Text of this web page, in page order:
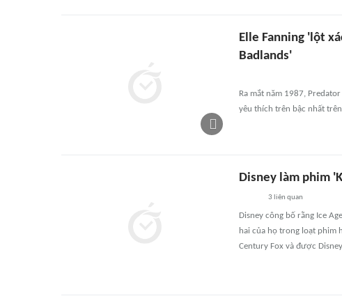
Elle Fanning 'lột
Badlands'
Ra mắt năm 1987,
yêu thích trên bậc nhất
Disney làm phim
3 liên quan
Disney công bố rằng Ice
hai của họ trong loạt phim
Century Fox và được